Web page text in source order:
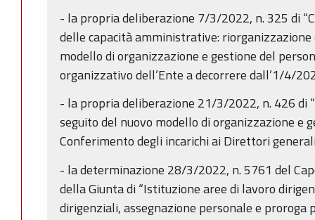
- la propria deliberazione 7/3/2022, n. 325 di
delle capacità amministrative:
modello di organizzazione e gestione del
organizzativo dell’Ente a decorrere dall’1/4/
- la propria deliberazione 21/3/2022, n. 426 di
seguito del nuovo modello di organizzazione e
Conferimento degli incarichi ai Direttori
- la determinazione 28/3/2022, n. 5761 del
della Giunta di “Istituzione aree di lavoro
dirigenziali, assegnazione personale e proroga